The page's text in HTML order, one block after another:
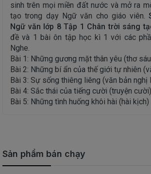
sinh trên mọi miền đất nước và mở ra
tạo trong dạy Ngữ văn cho giáo viên.
Ngữ văn lớp 8 Tập 1 Chân trời sáng
đề và 1 bài ôn tập học kì 1 với các
Nghe.
Bài 1: Những gương mặt thân yêu (thơ
Bài 2: Những bí ẩn của thế giới tự nhiên
Bài 3: Sự sống thiêng liêng (văn bản nghị
Bài 4: Sắc thái của tiếng cười (truyện cười)
Bài 5: Những tình huống khôi hài (hài kịch)
Sản phẩm bán chạy